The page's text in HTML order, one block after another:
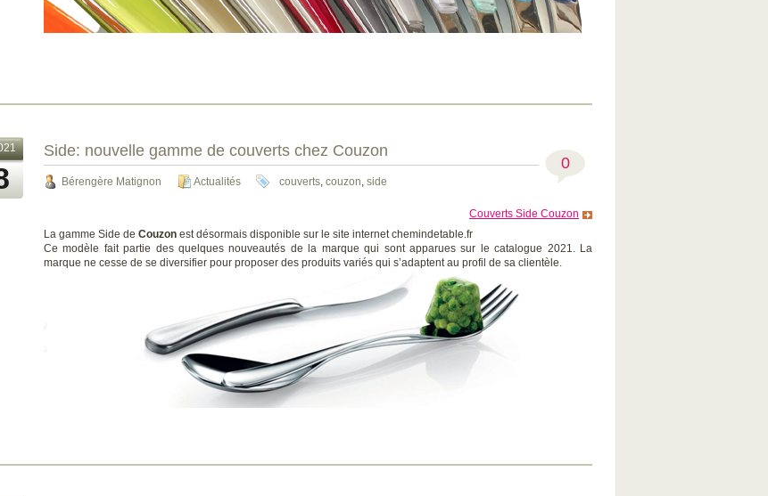
Side: nouvelle gamme de couverts chez Couzon
Bérengère Matignon Actualités couverts, couzon, side
0
Couverts Side Couzon
La gamme Side de Couzon est désormais disponible sur le site internet chemindetable.fr
Ce modèle fait partie des quelques nouveautés de la marque qui sont apparues sur le catalogue 2021. La
marque ne cesse de se diversifier pour proposer des produits variés qui s’adaptent au profil de sa clientèle.